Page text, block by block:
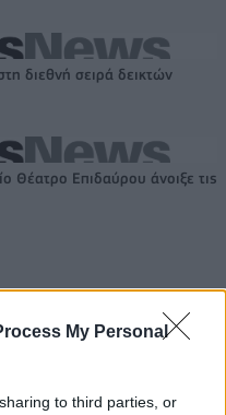
My Personal
to third parties, or
διεθνή σειρά δεικτών
Θέατρο Επιδαύρου άνοιξε τις
ΤΗΝ ΚΑΤΗΓΟΡΊΑ